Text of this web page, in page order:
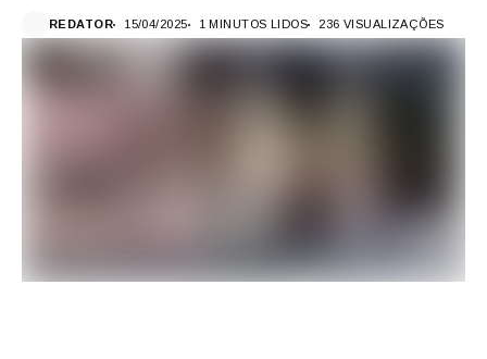
REDATOR 15/04/2025 1 MINUTOS LIDOS 236 VISUALIZAÇÕES